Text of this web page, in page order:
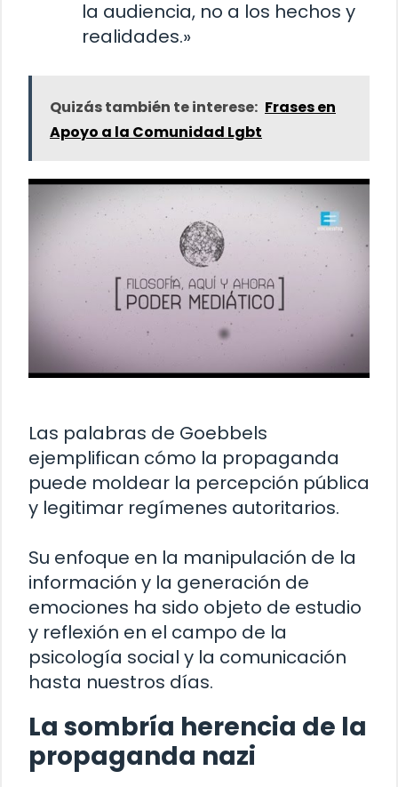
la audiencia, no a los hechos y
realidades.»
Quizás también te interese: Frases en
Apoyo a la Comunidad Lgbt
Las palabras de Goebbels
ejemplifican cómo la propaganda
puede moldear la percepción pública
y legitimar regímenes autoritarios.
Su enfoque en la manipulación de la
información y la generación de
emociones ha sido objeto de estudio
y reflexión en el campo de la
psicología social y la comunicación
hasta nuestros días.
La sombría herencia de la
propaganda nazi